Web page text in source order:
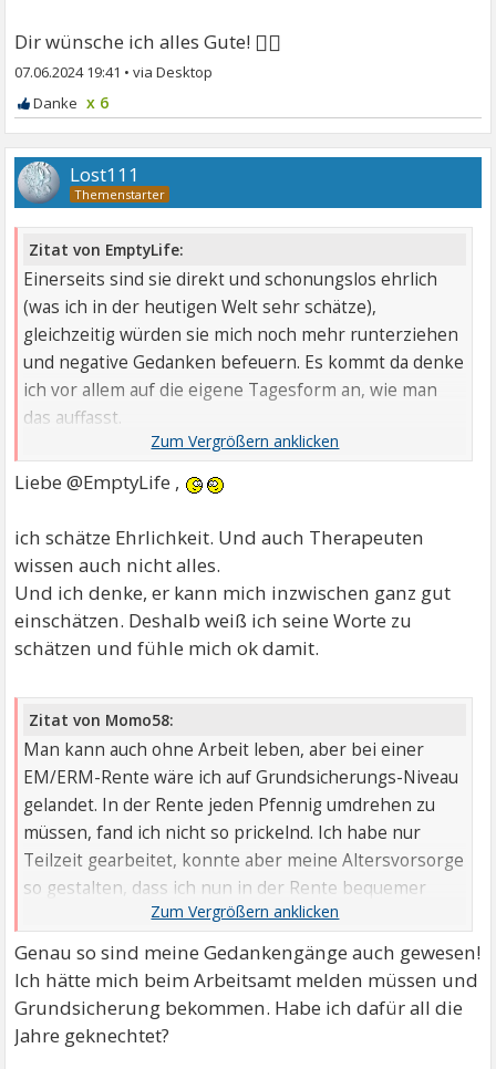
Dir wünsche ich alles Gute! 🙋‍♀
07.06.2024 19:41 •
x 6
Lost111
Zitat von EmptyLife:
Einerseits sind sie direkt und schonungslos ehrlich
(was ich in der heutigen Welt sehr schätze),
gleichzeitig würden sie mich noch mehr runterziehen
und negative Gedanken befeuern. Es kommt da denke
ich vor allem auf die eigene Tagesform an, wie man
das auffasst.
In diesem Fall ist nur wichtig, dass die Worte für DICH
richtig sind,
Liebe @EmptyLife ,
ich schätze Ehrlichkeit. Und auch Therapeuten
wissen auch nicht alles.
Und ich denke, er kann mich inzwischen ganz gut
einschätzen. Deshalb weiß ich seine Worte zu
schätzen und fühle mich ok damit.
Zitat von Momo58:
Man kann auch ohne Arbeit leben, aber bei einer
EM/ERM-Rente wäre ich auf Grundsicherungs-Niveau
gelandet. In der Rente jeden Pfennig umdrehen zu
müssen, fand ich nicht so prickelnd. Ich habe nur
Teilzeit gearbeitet, konnte aber meine Altersvorsorge
so gestalten, dass ich nun in der Rente bequemer
leben kann, als es bei Grundsicherung der Fall wäre.
Genau so sind meine Gedankengänge auch gewesen!
Ich hätte mich beim Arbeitsamt melden müssen und
Grundsicherung bekommen. Habe ich dafür all die
Jahre geknechtet?